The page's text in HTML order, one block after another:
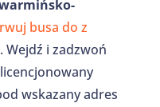
busa do z
. Wejdź i zadzwoń
wskazany adres